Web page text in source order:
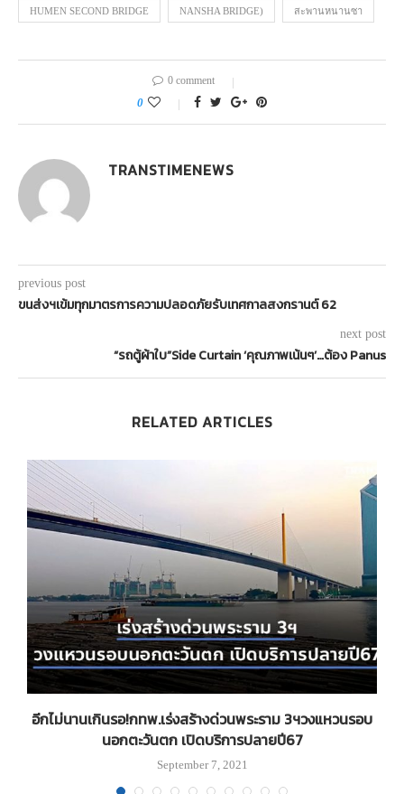
HUMEN SECOND BRIDGE NANSHA BRIDGE) สะพานหนานซา
0 comment
0
TRANSTIMENEWS
previous post
ขนส่งฯเข้มทุกมาตรการความปลอดภัยรับเทศกาลสงกรานต์ 62
next post
“รถตู้ผ้าใบ”Side Curtain ‘คุณภาพเน้นๆ’…ต้อง Panus
RELATED ARTICLES
อีกไม่นานเกินรอ!กทพ.เร่งสร้างด่วนพระราม 3ฯวงแหวนรอบ
นอกตะวันตก เปิดบริการปลายปี67
September 7, 2021